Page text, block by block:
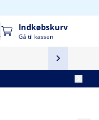
Indkøbskurv
Gå til kassen